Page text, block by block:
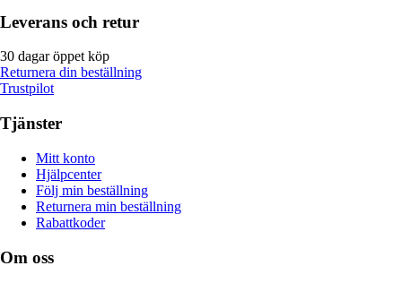
Leverans och retur
30 dagar öppet köp
Returnera din beställning
Trustpilot
Tjänster
Mitt konto
Hjälpcenter
Följ min beställning
Returnera min beställning
Rabattkoder
Om oss